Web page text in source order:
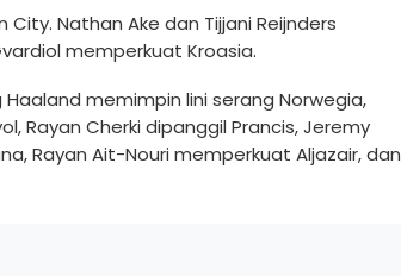
Nathan Ake dan Tijjani Reijnders
memperkuat Kroasia.
memimpin lini serang Norwegia,
Rayan Cherki dipanggil Prancis, Jeremy
Rayan Ait-Nouri memperkuat Aljazair, dan